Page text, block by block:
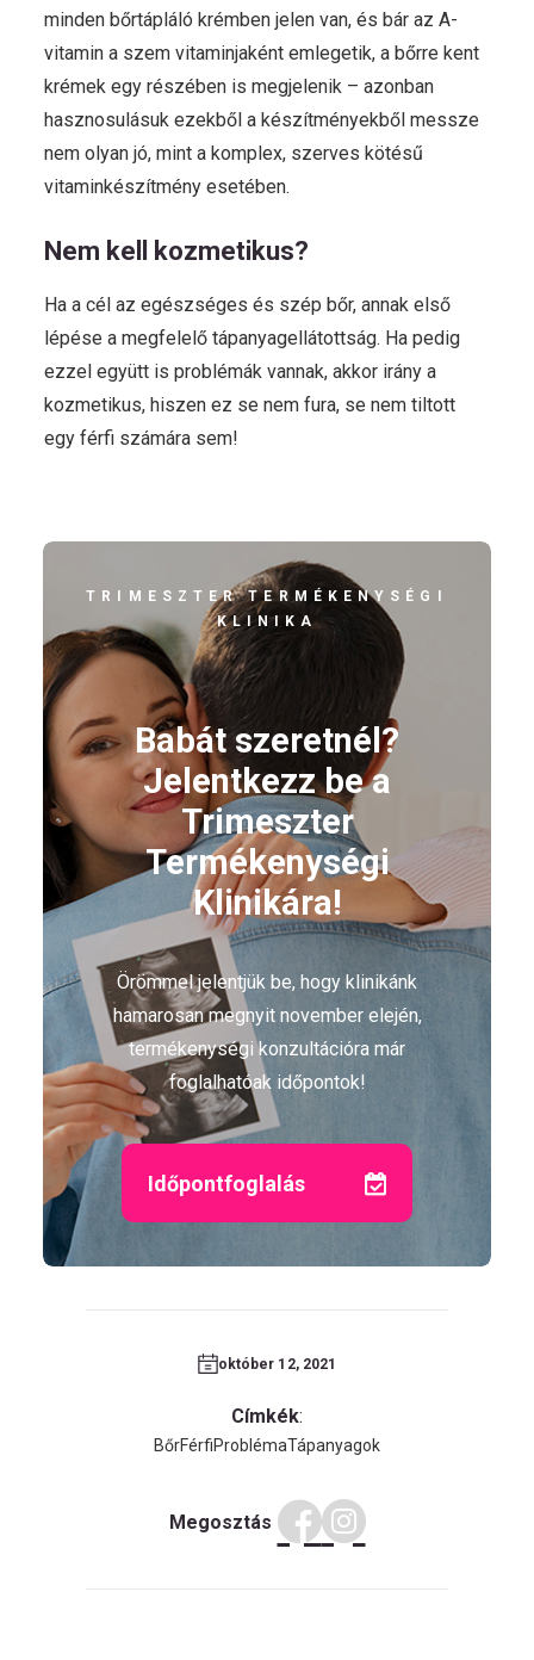
minden bőrtápláló krémben jelen van, és bár az A-
vitamin a szem vitaminjaként emlegetik, a bőrre kent
krémek egy részében is megjelenik – azonban
hasznosulásuk ezekből a készítményekből messze
nem olyan jó, mint a komplex, szerves kötésű
vitaminkészítmény esetében.
Nem kell kozmetikus?
Ha a cél az egészséges és szép bőr, annak első
lépése a megfelelő tápanyagellátottság. Ha pedig
ezzel együtt is problémák vannak, akkor irány a
kozmetikus, hiszen ez se nem fura, se nem tiltott
egy férfi számára sem!
TRIMESZTER TERMÉKENYSÉGI
KLINIKA
Babát szeretnél?
Jelentkezz be a
Trimeszter
Termékenységi
Klinikára!
Örömmel jelentjük be, hogy klinikánk
hamarosan megnyit november elején,
termékenységi konzultációra már
foglalhatóak időpontok!
Időpontfoglalás
október 12, 2021
Címkék:
BőrFérfiProblémaTápanyagok
Megosztás